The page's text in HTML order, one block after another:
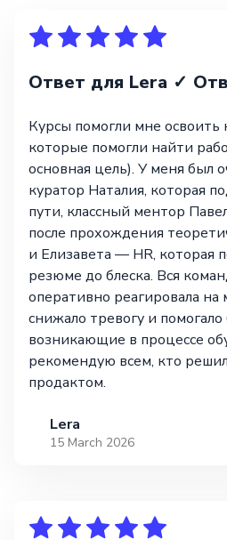
Ответ для Lera ✓
Курсы помогли мне
которые помогли найти
основная цель). У меня был
куратор Наталия, которая
пути, классный ментор
после прохождения
и Елизавета — HR, которая
резюме до блеска. Вся
оперативно реагировала на
снижало тревогу и
возникающие в процессе
рекомендую всем, кто
продактом.
Lera
15 March 2026